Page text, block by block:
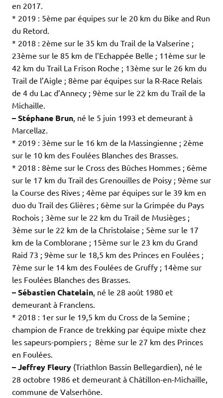
en 2017.
* 2019 : 5ème par équipes sur le 20 km du Bike and Run
du Retord.
* 2018 : 2ème sur le 35 km du Trail de la Valserine ;
23ème sur le 85 km de l’Echappée Belle ; 11ème sur le
42 km du Trail La Frison Roche ; 13ème sur le 26 km du
Trail de l’Aigle ; 8ème par équipes sur la R-Race Relais
de 4 du Lac d’Annecy ; 9ème sur le 22 km du Trail de la
Michaille.
– Stéphane Brun, né le 5 juin 1993 et demeurant à
Marcellaz.
* 2019 : 3ème sur le 16 km de la Massingienne ; 2ème
sur le 10 km des Foulées Blanches des Brasses.
* 2018 : 8ème sur le Cross des Bûches Hommes ; 6ème
sur le 17 km du Trail des Grenouilles de Poisy ; 9ème sur
la Course des Rives ; 4ème par équipes sur le 39 km en
duo du Trail des Glières ; 6ème sur la Grimpée du Pays
Rochois ; 3ème sur le 22 km du Trail de Musièges ;
3ème sur le 22 km de la Christolaise ; 5ème sur le 17
km de la Comblorane ; 15ème sur le 23 km du Grand
Raid 73 ; 9ème sur le 18,5 km des Princes en Foulées ;
7ème sur le 14 km des Foulées de Gruffy ; 14ème sur
les Foulées Blanches des Brasses.
– Sébastien Chatelain, né le 28 août 1980 et
demeurant à Franclens.
* 2018 : 1er sur le 19,5 km du Cross de la Semine ;
champion de France de trekking par équipe mixte chez
les sapeurs-pompiers ; 8ème sur le 27 km des Princes
en Foulées.
– Jeffrey Fleury (Triathlon Bassin Bellegardien), né le
28 octobre 1986 et demeurant à Châtillon-en-Michaille,
commune de Valserhône.